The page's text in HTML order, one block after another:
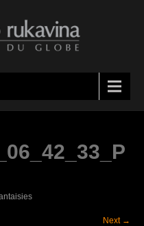
Next →